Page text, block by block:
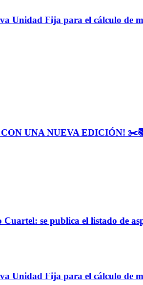
Unidad Fija para el cálculo de
UNA NUEVA EDICIÓN!
se publica el listado de
Unidad Fija para el cálculo de